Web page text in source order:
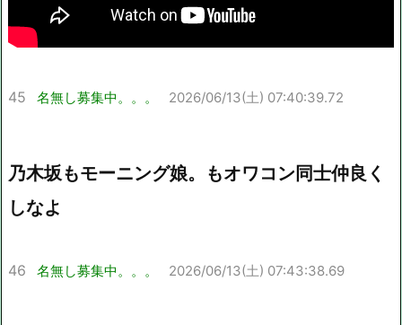
45 名無し募集中。。。 2026/06/13(土) 07:40:39.72
乃木坂もモーニング娘。もオワコン同士仲良く
しなよ
46 名無し募集中。。。 2026/06/13(土) 07:43:38.69